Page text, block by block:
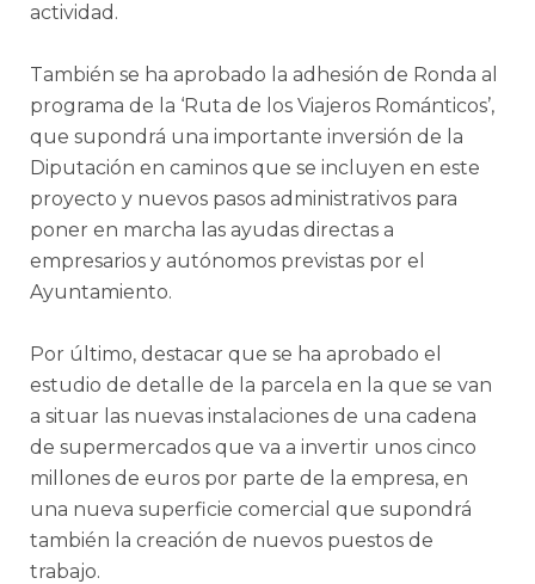
actividad.
También se ha aprobado la adhesión de Ronda al
programa de la ‘Ruta de los Viajeros Románticos’,
que supondrá una importante inversión de la
Diputación en caminos que se incluyen en este
proyecto y nuevos pasos administrativos para
poner en marcha las ayudas directas a
empresarios y autónomos previstas por el
Ayuntamiento.
Por último, destacar que se ha aprobado el
estudio de detalle de la parcela en la que se van
a situar las nuevas instalaciones de una cadena
de supermercados que va a invertir unos cinco
millones de euros por parte de la empresa, en
una nueva superficie comercial que supondrá
también la creación de nuevos puestos de
trabajo.